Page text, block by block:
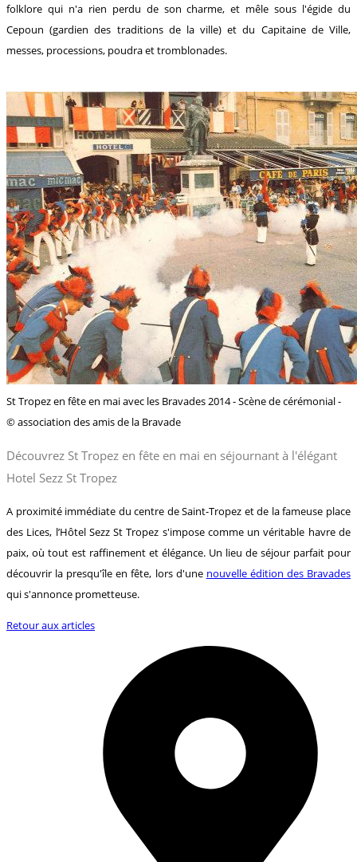
folklore qui n'a rien perdu de son charme, et mêle sous l'égide du
Cepoun (gardien des traditions de la ville) et du Capitaine de Ville,
messes, processions, poudra et tromblonades.
St Tropez en fête en mai avec les Bravades 2014 - Scène de cérémonial -
© association des amis de la Bravade
Découvrez St Tropez en fête en mai en séjournant à l'élégant
Hotel Sezz St Tropez
A proximité immédiate du centre de Saint-Tropez et de la fameuse place
des Lices, l’Hôtel Sezz St Tropez s'impose comme un véritable havre de
paix, où tout est raffinement et élégance. Un lieu de séjour parfait pour
découvrir la presqu'île en fête, lors d'une nouvelle édition des Bravades
qui s'annonce prometteuse.
Retour aux articles